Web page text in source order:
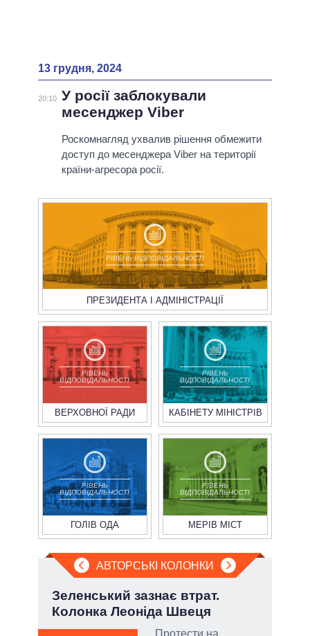
13 грудня, 2024
20:10 У росії заблокували
месенджер Viber
Роскомнагляд ухвалив рішення обмежити
доступ до месенджера Viber на території
країни-агресора росії.
РІВЕНЬ ВІДПОВІДАЛЬНОСТІ
ПРЕЗИДЕНТА І АДМІНІСТРАЦІЇ
РІВЕНЬ
ВІДПОВІДАЛЬНОСТІ
ВЕРХОВНОЇ РАДИ
РІВЕНЬ
ВІДПОВІДАЛЬНОСТІ
КАБІНЕТУ МІНІСТРІВ
РІВЕНЬ
ВІДПОВІДАЛЬНОСТІ
ГОЛІВ ОДА
РІВЕНЬ
ВІДПОВІДАЛЬНОСТІ
МЕРІВ МІСТ
АВТОРСЬКІ КОЛОНКИ
Зеленський зазнає втрат.
Колонка Леоніда Швеця